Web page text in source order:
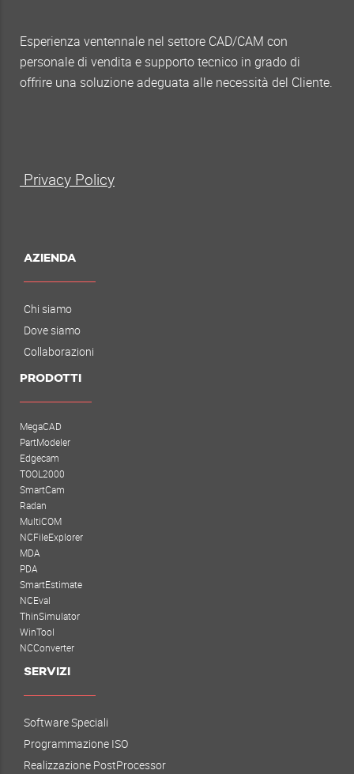
Esperienza ventennale nel settore CAD/CAM con
personale di vendita e supporto tecnico in grado di
offrire una soluzione adeguata alle necessità del Cliente.
Privacy Policy
AZIENDA
Chi siamo
Dove siamo
Collaborazioni
PRODOTTI
MegaCAD
PartModeler
Edgecam
TOOL2000
SmartCam
Radan
MultiCOM
NCFileExplorer
MDA
PDA
SmartEstimate
NCEval
ThinSimulator
WinTool
NCConverter
SERVIZI
Software Speciali
Programmazione ISO
Realizzazione PostProcessor